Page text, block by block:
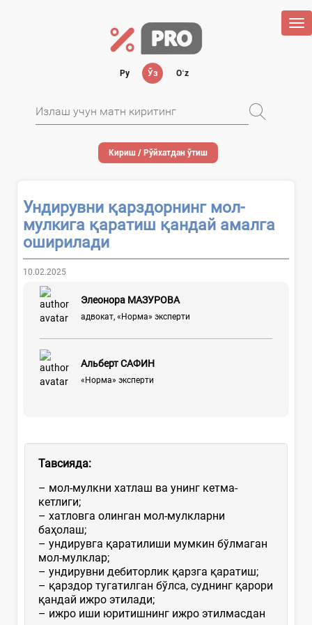
Ру Ўз Oʻz
Кириш / Рўйхатдан ўтиш
Ундирувни қарздорнинг мол-
мулкига қаратиш қандай амалга
оширилади
10.02.2025
Элеонора МАЗУРОВА
адвокат, «Норма» эксперти
Альберт САФИН
«Норма» эксперти
Тавсияда:
– мол-мулкни хатлаш ва унинг кетма-
кетлиги;
– хатловга олинган мол-мулкларни
баҳолаш;
– ундирувга қаратилиши мумкин бўлмаган
мол-мулклар;
– ундирувни дебиторлик қарзга қаратиш;
– қарздор тугатилган бўлса, суднинг қарори
қандай ижро этилади;
– ижро иши юритишнинг ижро этилмасдан